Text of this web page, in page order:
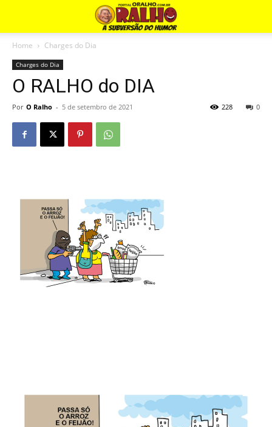
Home Charges do Dia
Charges do Dia
O RALHO do DIA
Por O Ralho - 5 de setembro de 2021 0
228